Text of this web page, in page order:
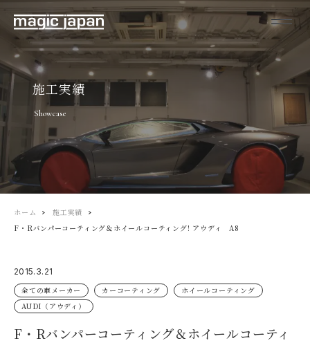
施工実績
Showcase
ホーム
施工実績
F・Rバンパーコーティング＆ホイールコーティング! アウディ A8
2015.3.21
全ての車メーカー
カーコーティング
ホイールコーティング
AUDI（アウディ）
F・Rバンパーコーティング＆ホイールコーティ